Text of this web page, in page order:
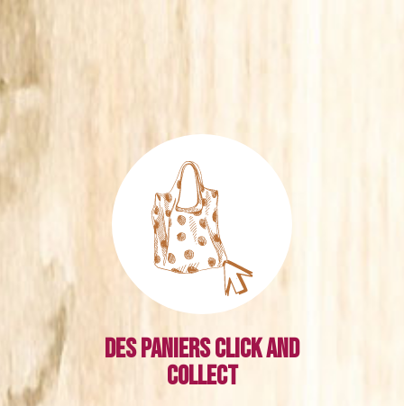
Des paniers click and
collect